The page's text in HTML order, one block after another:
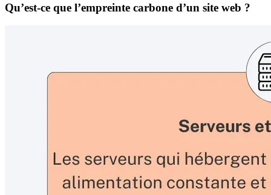
Qu’est-ce que l’empreinte carbone d’un site web ?